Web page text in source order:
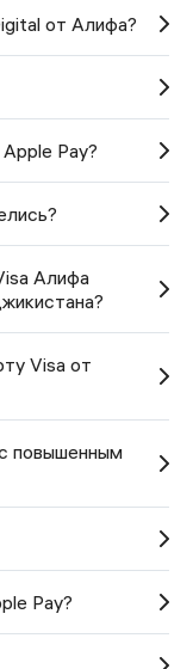
от Алифа?
Pay?
Алифа
Visa от
повышенным
Pay?